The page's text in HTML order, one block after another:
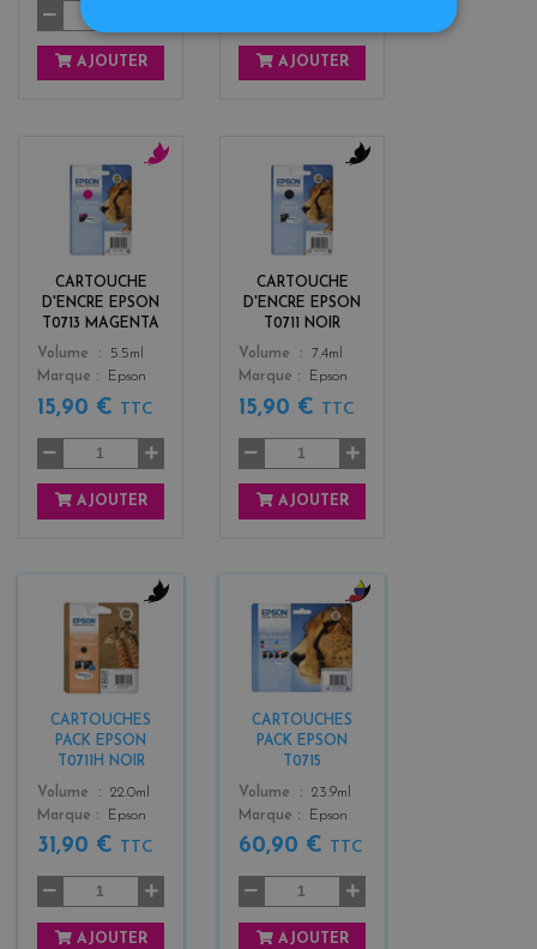
AJOUTER AJOUTER
CARTOUCHE
D'ENCRE EPSON
T0713 MAGENTA
Color
n
t
a
Volume
5.5ml
Marque
Epson
15,90 € TTC
AJOUTER
CARTOUCHE
D'ENCRE EPSON
T0711 NOIR
Color
k
Volume
7.4ml
Marque
Epson
15,90 € TTC
AJOUTER
CARTOUCHES
PACK EPSON
T0711H NOIR
Color
k
Volume
22.0ml
Marque
Epson
31,90 € TTC
AJOUTER
CARTOUCHES
PACK EPSON
T0715
Color
b
l
a
c
k
+
Volume
23.9ml
Marque
Epson
60,90 € TTC
AJOUTER